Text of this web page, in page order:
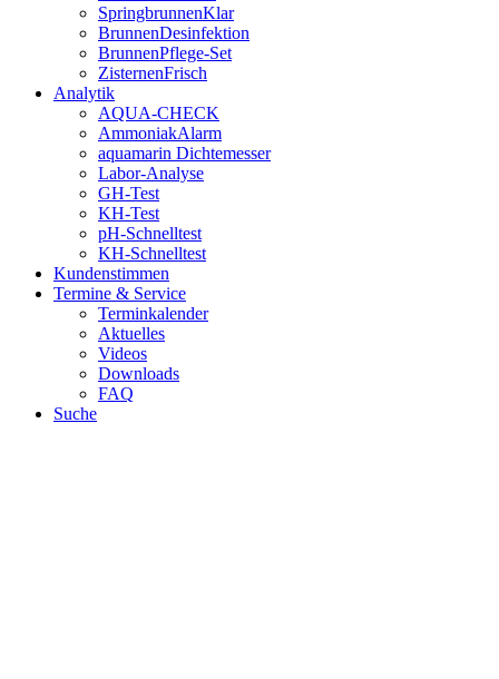
SpringbrunnenKlar
BrunnenDesinfektion
BrunnenPflege-Set
ZisternenFrisch
Analytik
AQUA-CHECK
AmmoniakAlarm
aquamarin Dichtemesser
Labor-Analyse
GH-Test
KH-Test
pH-Schnelltest
KH-Schnelltest
Kundenstimmen
Termine & Service
Terminkalender
Aktuelles
Videos
Downloads
FAQ
Suche